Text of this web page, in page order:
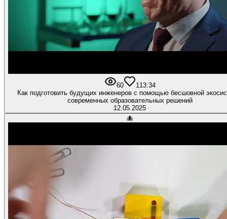
60 1 13:34
Как подготовить будущих инженеров с помощью бесшовной
современных образовательных решений
12.05.2025
🐙